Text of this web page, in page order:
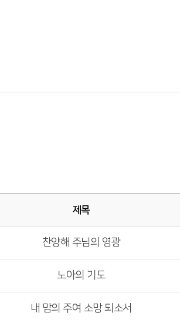
제목
찬양해 주님의 영광
노아의 기도
내 맘의 주여 소망 되소서